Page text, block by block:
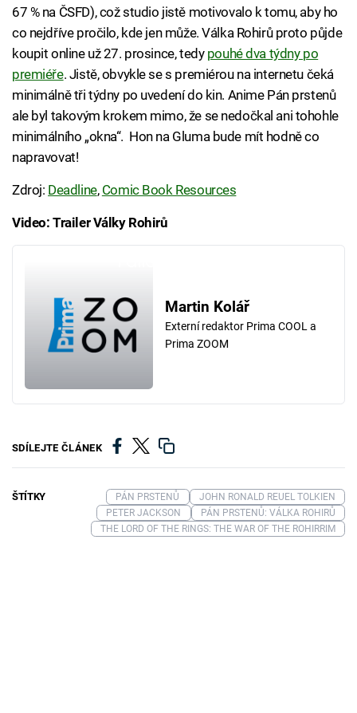
67 % na ČSFD), což studio jistě motivovalo k tomu, aby ho
co nejdříve pročilo, kde jen může. Válka Rohirů proto půjde
koupit online už 27. prosince, tedy pouhé dva týdny po
premiéře. Jistě, obvykle se s premiérou na internetu čeká
minimálně tři týdny po uvedení do kin. Anime Pán prstenů
ale byl takovým krokem mimo, že se nedočkal ani tohohle
minimálního „okna“. Hon na Gluma bude mít hodně co
napravovat!
Zdroj: Deadline, Comic Book Resources
Video: Trailer Války Rohirů
Martin Kolář
Externí redaktor Prima COOL a
Prima ZOOM
SDÍLEJTE ČLÁNEK
ŠTÍTKY PÁN PRSTENŮ
JOHN RONALD REUEL TOLKIEN
PETER JACKSON
PÁN PRSTENŮ: VÁLKA ROHIRŮ
THE LORD OF THE RINGS: THE WAR OF THE ROHIRRIM